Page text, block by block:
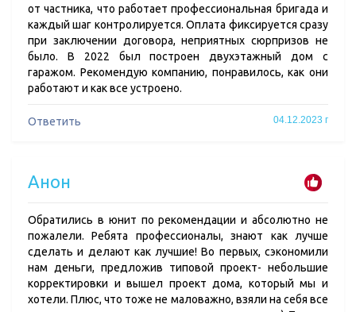
от частника, что работает профессиональная бригада и
каждый шаг контролируется. Оплата фиксируется сразу
при заключении договора, неприятных сюрпризов не
было. В 2022 был построен двухэтажный дом с
гаражом. Рекомендую компанию, понравилось, как они
работают и как все устроено.
Ответить 04.12.2023 г
Анон
Обратились в юнит по рекомендации и абсолютно не
пожалели. Ребята профессионалы, знают как лучше
сделать и делают как лучшие! Во первых, сэкономили
нам деньги, предложив типовой проект- небольшие
корректировки и вышел проект дома, который мы и
хотели. Плюс, что тоже не маловажно, взяли на себя все